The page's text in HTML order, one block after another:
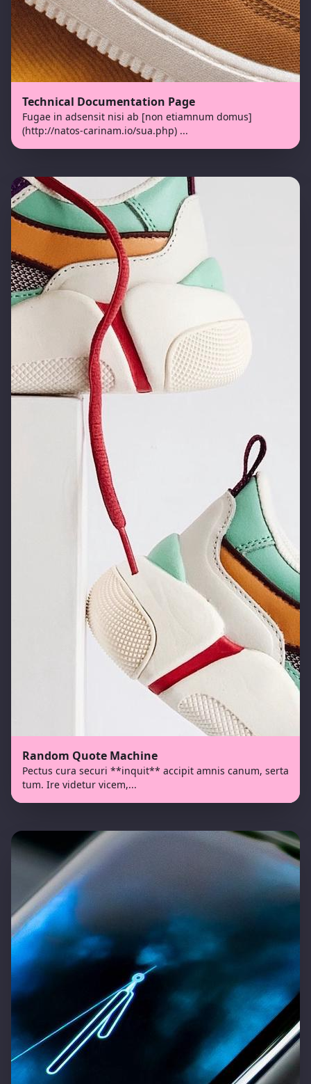
Technical Documentation Page
Fugae in adsensit nisi ab [non etiamnum domus]
(http://natos-carinam.io/sua.php) ...
Random Quote Machine
Pectus cura securi **inquit** accipit amnis canum, serta
tum. Ire videtur vicem,...